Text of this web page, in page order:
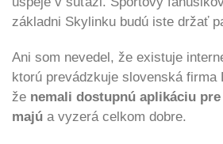
základni Skylinku budú iste držať
Ani som nevedel, že existuje
ktorú prevádzkuje slovenská firma
že nemali dostupnú aplikáciu
majú a vyzerá celkom dobre.